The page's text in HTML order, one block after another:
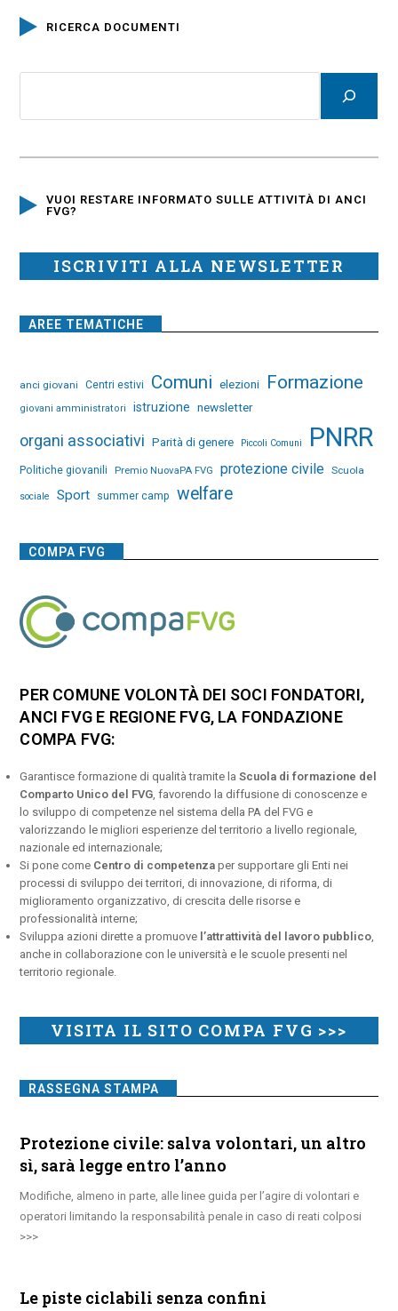
RICERCA DOCUMENTI
VUOI RESTARE INFORMATO SULLE ATTIVITÀ DI ANCI
FVG?
ISCRIVITI ALLA NEWSLETTER
AREE TEMATICHE
anci giovani Centri estivi Comuni elezioni Formazione
giovani amministratori istruzione newsletter
organi associativi Parità di genere Piccoli Comuni PNRR
Politiche giovanili Premio NuovaPA FVG protezione civile Scuola
sociale Sport summer camp welfare
COMPA FVG
PER COMUNE VOLONTÀ DEI SOCI FONDATORI,
ANCI FVG E REGIONE FVG, LA FONDAZIONE
COMPA FVG:
Garantisce formazione di qualità tramite laScuola di formazione del
Comparto Unico del FVG , favorendo la diffusione di conoscenze e
lo sviluppo di competenze nel sistema della PA del FVG e
valorizzando le migliori esperienze del territorio a livello regionale,
nazionale ed internazionale;
Si pone come Centro di competenza per supportare gli Enti nei
processi di sviluppo dei territori, di innovazione, di riforma, di
miglioramento organizzativo, di crescita delle risorse e
professionalità interne;
Sviluppa azioni dirette a promuove l’attrattività del lavoro pubblico
anche in collaborazione con le università e le scuole presenti nel
territorio regionale.
VISITA IL SITO COMPA FVG >>>
RASSEGNA STAMPA
Protezione civile: salva volontari, un altro
sì, sarà legge entro l’anno
Modifiche, almeno in parte, alle linee guida per l’agire di volontari e
operatori limitando la responsabilità penale in caso di reati colposi
Le piste ciclabili senza confini